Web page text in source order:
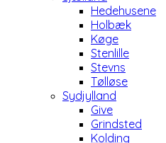
Hedehusene
Holbæk
Køge
Stenlille
Stevns
Tølløse
Sydjylland
Give
Grindsted
Kolding